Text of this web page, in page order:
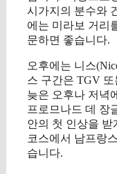
시가지의 분수와
에는 미라보 거리
문하면 좋습니다.
오후에는 니스
스 구간은 TGV
늦은 오후나 저녁
프로므나드 데 장
안의 첫 인상을 받
코스에서 남프랑
습니다.